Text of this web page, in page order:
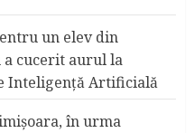
un elev din
a cucerit aurul la
Inteligență Artificială
în urma